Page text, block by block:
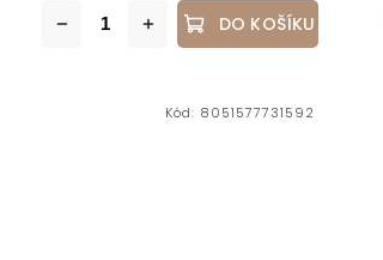
DO KOŠÍKU
Kód: 8051577731592